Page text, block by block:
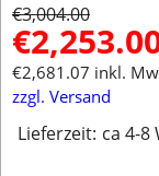
€3,004.00
€
€2,681.07 inkl.
zzgl. Versand
Lieferzeit: ca 4-8